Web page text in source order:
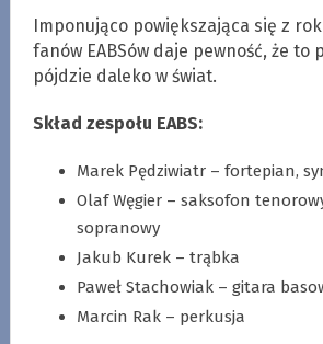
Imponująco powiększająca się z
fanów EABSów daje pewność, że to
pójdzie daleko w świat.
Skład zespołu EABS:
Marek Pędziwiatr – fortepian,
Olaf Węgier – saksofon
sopranowy
Jakub Kurek – trąbka
Paweł Stachowiak – gitara
Marcin Rak – perkusja